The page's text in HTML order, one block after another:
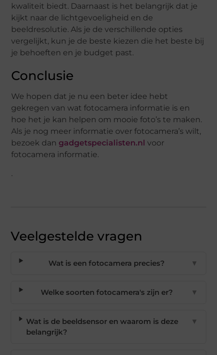
kwaliteit biedt. Daarnaast is het belangrijk dat je
kijkt naar de lichtgevoeligheid en de
beeldresolutie. Als je de verschillende opties
vergelijkt, kun je de beste kiezen die het beste bij
je behoeften en je budget past.
Conclusie
We hopen dat je nu een beter idee hebt
gekregen van wat fotocamera informatie is en
hoe het je kan helpen om mooie foto’s te maken.
Als je nog meer informatie over fotocamera’s wilt,
bezoek dangadgetspecialisten.nl voor
fotocamera informatie.
.
Veelgestelde vragen
Wat is een fotocamera precies? ▼
Welke soorten fotocamera's zijn er? ▼
Wat is de beeldsensor en waarom is deze
belangrijk?
▼